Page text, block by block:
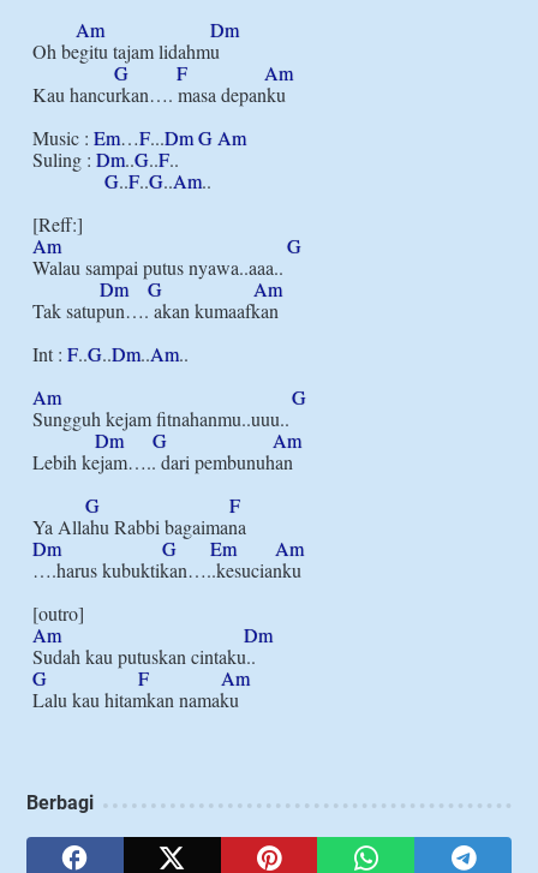
Am
Dm
Oh begitu tajam lidahmu
G
F
Am
Kau hancurkan…. masa depanku
Music : Em…F...DmG Am
Suling : Dm..G..F..
G..F..G..Am..
Am
G
Walau sampai putus nyawa..aaa..
Dm
G
Am
Tak satupun…. akan kumaafkan
Int : F..G..Dm..Am..
Am
G
Sungguh kejam fitnahanmu..uuu..
Dm
G
Am
Lebih kejam….. dari pembunuhan
G
F
Dm
G Em
Am
….harus kubuktikan…..kesucianku
Am
Dm
G
F
Am
Berbagi